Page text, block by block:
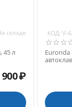
складе
45 л
₽
КОД: V-